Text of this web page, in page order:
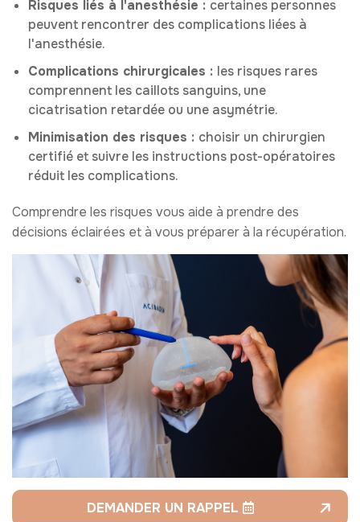
Risques liés à l'anesthésie : certaines personnes
peuvent rencontrer des complications liées à
l'anesthésie.
Complications chirurgicales : les risques rares
comprennent les caillots sanguins, une
cicatrisation retardée ou une asymétrie.
Minimisation des risques : choisir un chirurgien
certifié et suivre les instructions post-opératoires
réduit les complications.
Comprendre les risques vous aide à prendre des
décisions éclairées et à vous préparer à la récupération.
DEMANDER UN RAPPEL